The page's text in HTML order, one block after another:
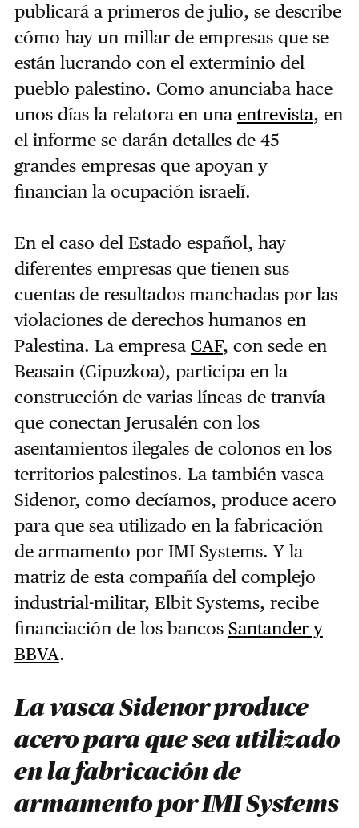
publicará a primeros de julio, se describe
cómo hay un millar de empresas que se
están lucrando con el exterminio del
pueblo palestino. Como anunciaba hace
unos días la relatora en una entrevista, en
el informe se darán detalles de 45
grandes empresas que apoyan y
financian la ocupación israelí.
En el caso del Estado español, hay
diferentes empresas que tienen sus
cuentas de resultados manchadas por las
violaciones de derechos humanos en
Palestina. La empresa CAF, con sede en
Beasain (Gipuzkoa), participa en la
construcción de varias líneas de tranvía
que conectan Jerusalén con los
asentamientos ilegales de colonos en los
territorios palestinos. La también vasca
Sidenor, como decíamos, produce acero
para que sea utilizado en la fabricación
de armamento por IMI Systems. Y la
matriz de esta compañía del complejo
industrial-militar, Elbit Systems, recibe
financiación de los bancos Santander y
BBVA.
La vasca Sidenor produce
acero para que sea utilizado
en la fabricación de
armamento por IMI Systems